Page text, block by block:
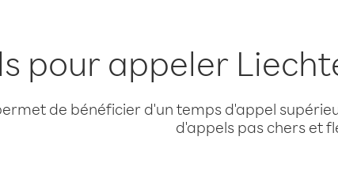
pour appeler
de bénéficier d'un temps d'appel
d'appels pas chers et